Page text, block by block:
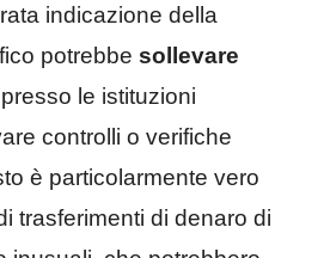
indicazione della
potrebbe sollevare
presso le istituzioni
controlli o verifiche
è particolarmente vero
trasferimenti di denaro di